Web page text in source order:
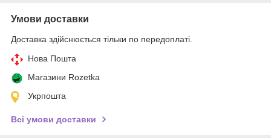
Умови доставки
Доставка здійснюється тільки по передоплаті.
Нова Пошта
Магазини Rozetka
Укрпошта
Всі умови доставки